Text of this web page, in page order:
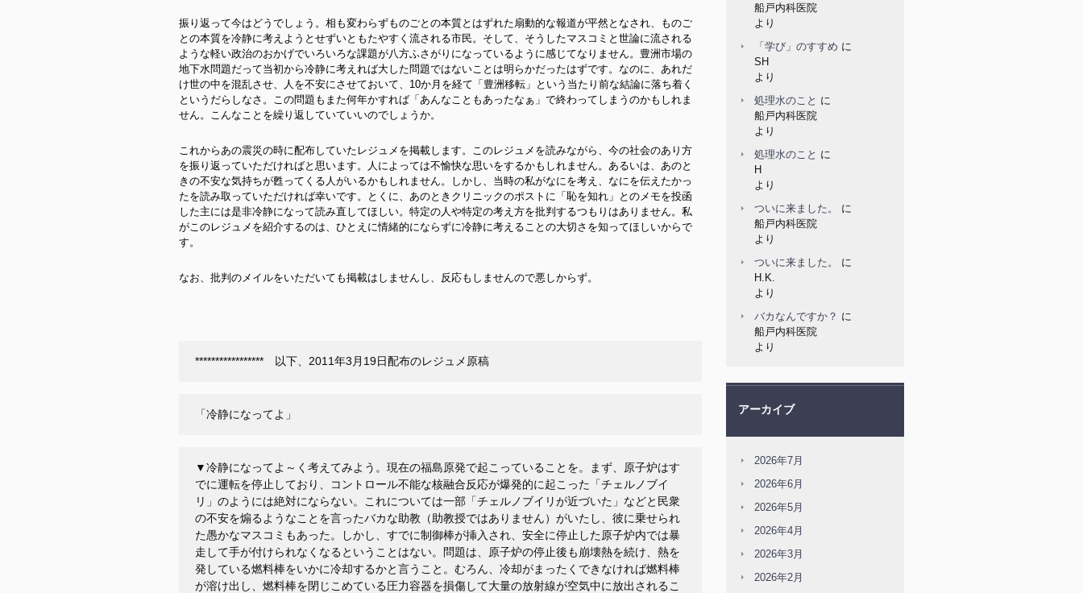
振り返って今はどうでしょう。相も変わらずものごとの本質とはずれた扇動的な報道が平然となされ、ものご
との本質を冷静に考えようとせずいともたやすく流される市民。そして、そうしたマスコミと世論に流される
ような軽い政治のおかげでいろいろな課題が八方ふさがりになっているように感じてなりません。豊洲市場の
地下水問題だって当初から冷静に考えれば大した問題ではないことは明らかだったはずです。なのに、あれだ
け世の中を混乱させ、人を不安にさせておいて、10か月を経て「豊洲移転」という当たり前な結論に落ち着く
というだらしなさ。この問題もまた何年かすれば「あんなこともあったなぁ」で終わってしまうのかもしれま
せん。こんなことを繰り返していていいのでしょうか。
これからあの震災の時に配布していたレジュメを掲載します。このレジュメを読みながら、今の社会のあり方
を振り返っていただければと思います。人によっては不愉快な思いをするかもしれません。あるいは、あのと
きの不安な気持ちが甦ってくる人がいるかもしれません。しかし、当時の私がなにを考え、なにを伝えたかっ
たを読み取っていただければ幸いです。とくに、あのときクリニックのポストに「恥を知れ」とのメモを投函
した主には是非冷静になって読み直してほしい。特定の人や特定の考え方を批判するつもりはありません。私
がこのレジュメを紹介するのは、ひとえに情緒的にならずに冷静に考えることの大切さを知ってほしいからで
す。
なお、批判のメイルをいただいても掲載はしませんし、反応もしませんので悪しからず。
***************** 以下、2011年3月19日配布のレジュメ原稿
「冷静になってよ」
▼冷静になってよ～く考えてみよう。現在の福島原発で起こっていることを。まず、原子炉はす
でに運転を停止しており、コントロール不能な核融合反応が爆発的に起こった「チェルノブイ
リ」のようには絶対にならない。これについては一部「チェルノブイリが近づいた」などと民衆
の不安を煽るようなことを言ったバカな助教（助教授ではありません）がいたし、彼に乗せられ
た愚かなマスコミもあった。しかし、すでに制御棒が挿入され、安全に停止した原子炉内では暴
走して手が付けられなくなるということはない。問題は、原子炉の停止後も崩壊熱を続け、熱を
発している燃料棒をいかに冷却するかと言うこと。むろん、冷却がまったくできなければ燃料棒
が溶け出し、燃料棒を閉じこめている圧力容器を損傷して大量の放射線が空気中に放出されるこ
船戸内科医院
より
「学び」のすすめ に
SH
より
処理水のこと に
船戸内科医院
より
処理水のこと に
H
より
ついに来ました。
に
船戸内科医院
より
ついに来ました。
に
H.K.
より
バカなんですか？ に
船戸内科医院
より
アーカイブ
2026年7月
2026年6月
2026年5月
2026年4月
2026年3月
2026年2月